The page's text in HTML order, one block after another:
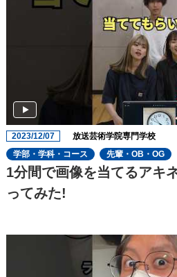
2023/12/07 放送芸術学院専門学校
学部・学科・コース
先輩・OB・OG
1分間で画像を当てるアキ
ってみた!